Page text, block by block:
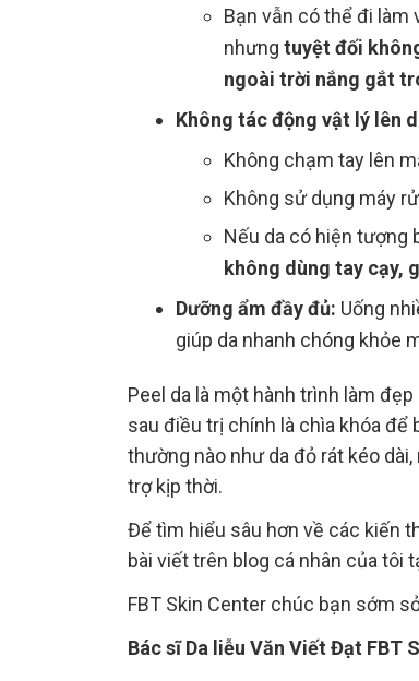
Bạn vẫn có thể đi làm
nhưngtuyệt đối
ngoài trời nắng gắt
Không tác động vật lý lên
Không chạm tay lên
Không sử dụng máy
Nếu da có hiện tượng
không dùng tay cạy,
Dưỡng ẩm đầy đủ: Uống
giúp da nhanh chóng khỏe
Peel da là một hành trình làm
sau điều trị chính là chìa khóa
thường nào như da đỏ rát kéo
trợ kịp thời.
Để tìm hiểu sâu hơn về các kiến
bài viết trên blog cá nhân của tôi
FBT Skin Center chúc bạn sớm
Bác sĩ Da liễu Văn Viết Đạt FBT